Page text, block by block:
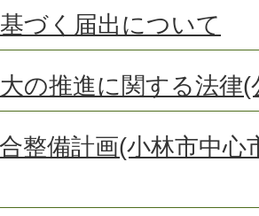
づく届出について
の推進に関する法律
整備計画(小林市中心